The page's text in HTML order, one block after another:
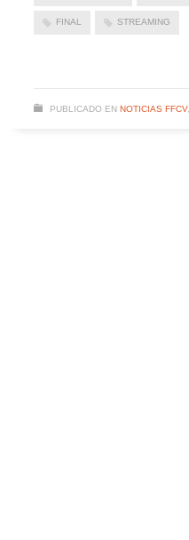
FINAL STREAMING
PUBLICADO EN NOTICIAS FFCV,